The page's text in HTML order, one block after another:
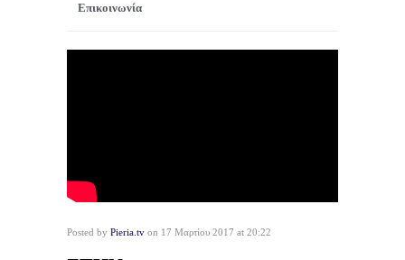
Επικοινωνία
Posted by Pieria.tv on 17 Μαρτίου 2017 at 20:22